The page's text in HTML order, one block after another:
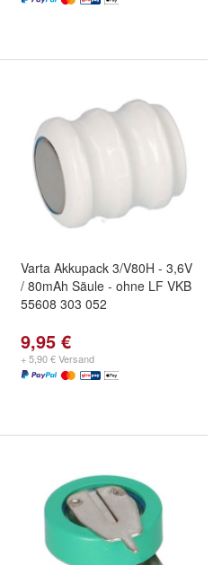
Varta Akkupack 3/V80H - 3,6V
/ 80mAh Säule - ohne LF VKB
55608 303 052
9,95 €
+ 5,90 € Versand